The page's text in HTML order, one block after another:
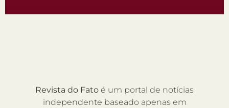
Revista do Fato é um portal de notícias
independente baseado apenas em